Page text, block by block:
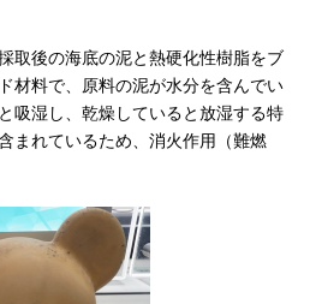
取後の海底の泥と熱硬化性樹脂をブ
材料で、原料の泥が水分を含んでい
吸湿し、乾燥していると放湿する特
まれているため、消火作用（難燃